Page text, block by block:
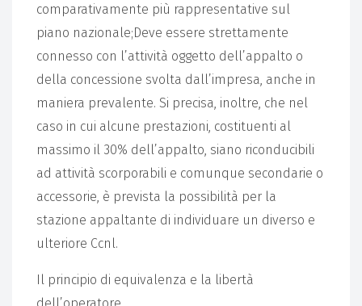
comparativamente più rappresentative sul
piano nazionale;Deve essere strettamente
connesso con l’attività oggetto dell’appalto o
della concessione svolta dall’impresa, anche in
maniera prevalente. Si precisa, inoltre, che nel
caso in cui alcune prestazioni, costituenti al
massimo il 30% dell’appalto, siano riconducibili
ad attività scorporabili e comunque secondarie o
accessorie, è prevista la possibilità per la
stazione appaltante di individuare un diverso e
ulteriore Ccnl.
Il principio di equivalenza e la libertà
dell’operatore